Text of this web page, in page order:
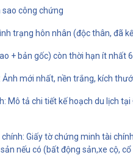
sao công chứng
trạng hôn nhân (độc thân, đã
+ bản gốc) còn thời hạn ít nhất
Ảnh mới nhất, nền trắng, kích
Mô tả chi tiết kế hoạch du lịch
Giấy tờ chứng minh tài
nếu có (bất động sản,xe cộ, cổ